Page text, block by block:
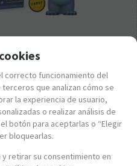
STITCH - STITCH
15,95
21.00% IVA incluido
correcto funcionamiento del
que analizan cómo se
la experiencia de usuario,
o realizar análisis de
botón para aceptarlas o “Elegir
bloquearlas.
retirar su consentimiento en